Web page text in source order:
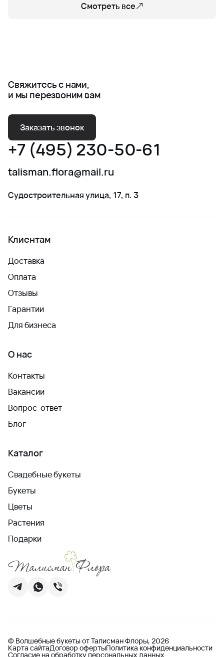
Смотреть все
Свяжитесь с нами,
и мы перезвоним вам
Заказать звонок
+7 (495) 230-50-61
talisman.flora@mail.ru
Судостроительная улица, 17, п. 3
Клиентам
Доставка
Оплата
Отзывы
Гарантии
Для бизнеса
О нас
Контакты
Вакансии
Вопрос-ответ
Блог
Каталог
Свадебные букеты
Букеты
Цветы
Растения
Подарки
© Волшебные букеты от Талисман Флоры, 2026
Карта сайтаДоговор офертыПолитика конфиденциальности
Согласие на обработку персональных данных